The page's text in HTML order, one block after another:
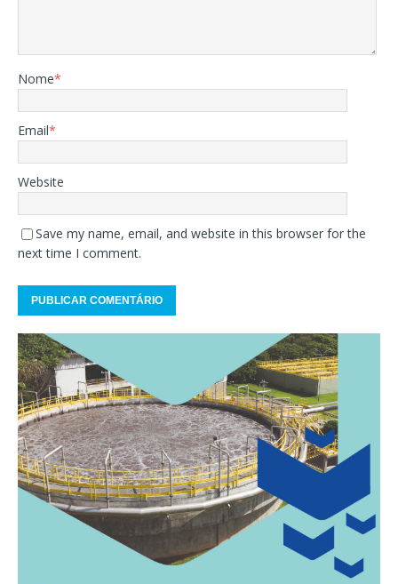
Nome*
Email*
Website
Save my name, email, and website in this browser for the
next time I comment.